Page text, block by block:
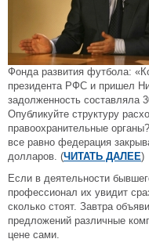
Фонда развития футбола:
президента РФС и пришел
задолженность составляла
Опубликуйте структуру
правоохранительные
все равно федерация
долларов. (ЧИТАТЬ ДАЛЕЕ)
Если в деятельности
профессионал их увидит
сколько стоят. Завтра
предложений различные
цене сами.